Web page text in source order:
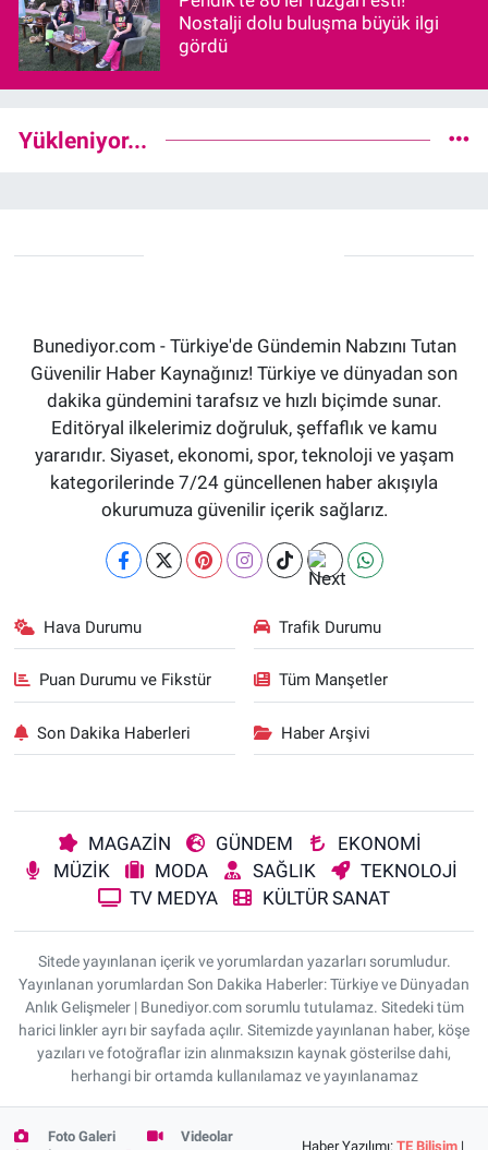
Nostalji dolu buluşma büyük ilgi
gördü
Yükleniyor...
Bunediyor.com - Türkiye'de Gündemin Nabzını Tutan
Güvenilir Haber Kaynağınız! Türkiye ve dünyadan son
dakika gündemini tarafsız ve hızlı biçimde sunar.
Editöryal ilkelerimiz doğruluk, şeffaflık ve kamu
yararıdır. Siyaset, ekonomi, spor, teknoloji ve yaşam
kategorilerinde 7/24 güncellenen haber akışıyla
okurumuza güvenilir içerik sağlarız.
Hava Durumu Trafik Durumu
Puan Durumu ve Fikstür Tüm Manşetler
Son Dakika Haberleri Haber Arşivi
MAGAZİN GÜNDEM
EKONOMİ
MÜZİK
MODA SAĞLIK
TEKNOLOJİ
TV MEDYA
KÜLTÜR SANAT
Sitede yayınlanan içerik ve yorumlardan yazarları sorumludur.
Yayınlanan yorumlardan Son Dakika Haberler: Türkiye ve Dünyadan
Anlık Gelişmeler | Bunediyor.com sorumlu tutulamaz. Sitedeki tüm
harici linkler ayrı bir sayfada açılır. Sitemizde yayınlanan haber, köşe
yazıları ve fotoğraflar izin alınmaksızın kaynak gösterilse dahi,
herhangi bir ortamda kullanılamaz ve yayınlanamaz
Foto Galeri
Videolar
Haber Yazılımı:TE Bilişim |